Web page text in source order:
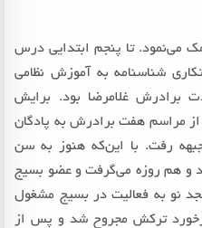
می‌نمود. تا پنجم ابتدایی درس
با دستکاری شناسنامه به آموزش نظامی
برادرش غلامرضا بود. برایش
مراسم هفت برادرش به پادگان
رفت. با این‌که هنوز به سن
و هم روزه می‌گرفت و عضو بسیج
نو به فعالیت در بسیج مشغول
برخورد ترکش مجروح شد و پس از